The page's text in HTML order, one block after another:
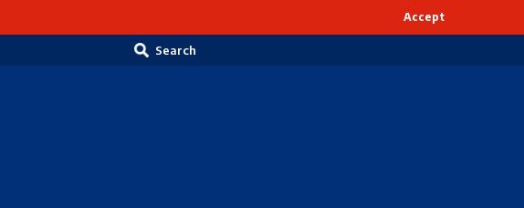
Accept
Search